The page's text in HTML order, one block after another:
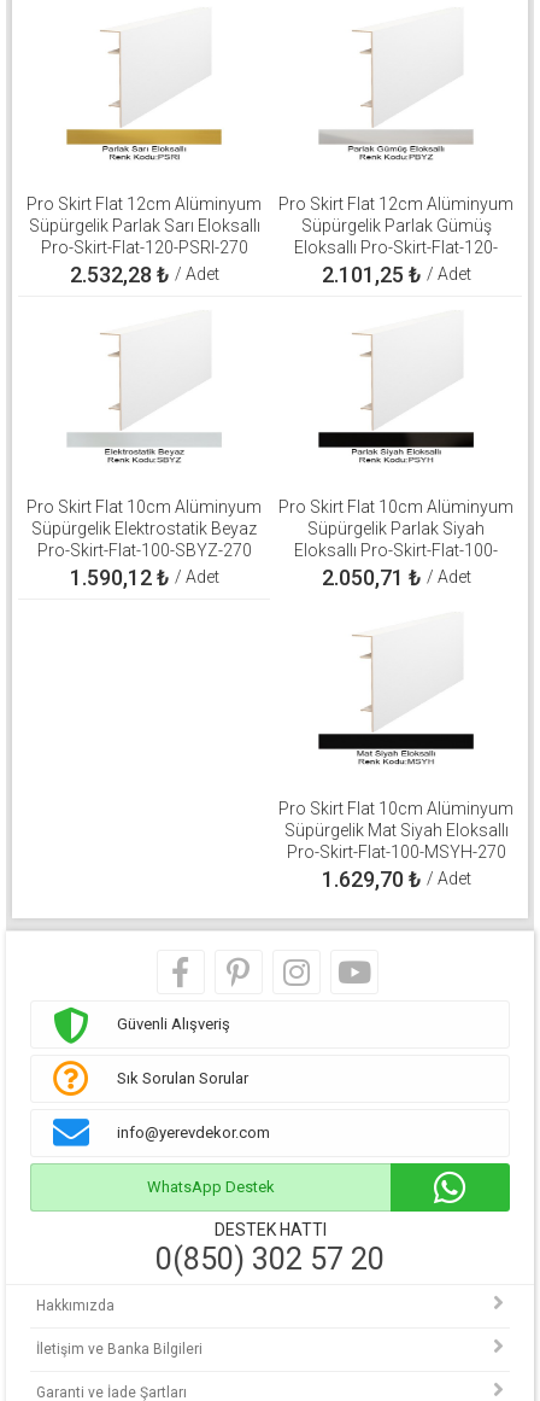
Pro Skirt Flat 12cm Alüminyum
Süpürgelik Parlak Sarı Eloksallı
Pro-Skirt-Flat-120-PSRI-270
2.532,28 ₺ / Adet
Pro Skirt Flat 12cm Alüminyum
Süpürgelik Parlak Gümüş
Eloksallı Pro-Skirt-Flat-120-
PBYZ-270
2.101,25 ₺ / Adet
Pro Skirt Flat 10cm Alüminyum
Süpürgelik Elektrostatik Beyaz
Pro-Skirt-Flat-100-SBYZ-270
1.590,12₺ / Adet
Pro Skirt Flat 10cm Alüminyum
Süpürgelik Parlak Siyah
Eloksallı Pro-Skirt-Flat-100-
PSYH-270
2.050,71 ₺ / Adet
Pro Skirt Flat 10cm Alüminyum
Süpürgelik Mat Siyah Eloksallı
Pro-Skirt-Flat-100-MSYH-270
1.629,70₺ / Adet
Güvenli Alışveriş
Sık Sorulan Sorular
info@yerevdekor.com
WhatsApp Destek
DESTEK HATTI
0(850) 302 57 20
Hakkımızda
İletişim ve Banka Bilgileri
Garanti ve İade Şartları